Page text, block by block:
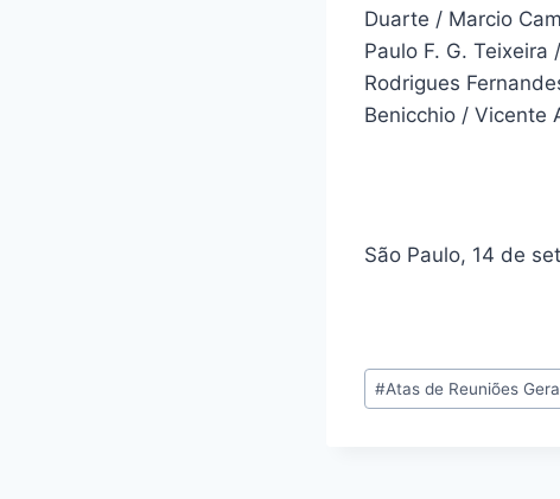
Duarte / Marcio
Paulo F. G.
Rodrigues
Benicchio / Vicente
São Paulo, 14 de
Tags
do
#Atas de Reuniões